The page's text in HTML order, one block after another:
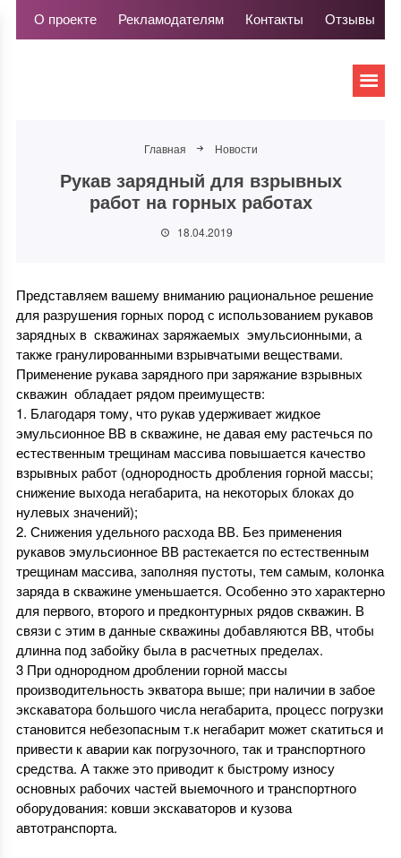
О проекте Рекламодателям Контакты Отзывы
Главная Новости
Рукав зарядный для взрывных
работ на горных работах
18.04.2019
Представляем вашему вниманию рациональное решение
для разрушения горных пород с использованием рукавов
зарядных в скважинах заряжаемых эмульсионными, а
также гранулированными взрывчатыми веществами.
Применение рукава зарядного при заряжание взрывных
скважин обладает рядом преимуществ:
1. Благодаря тому, что рукав удерживает жидкое
эмульсионное ВВ в скважине, не давая ему растечься по
естественным трещинам массива повышается качество
взрывных работ (однородность дробления горной массы;
снижение выхода негабарита, на некоторых блоках до
нулевых значений);
2. Снижения удельного расхода ВВ. Без применения
рукавов эмульсионное ВВ растекается по естественным
трещинам массива, заполняя пустоты, тем самым, колонка
заряда в скважине уменьшается. Особенно это характерно
для первого, второго и предконтурных рядов скважин. В
связи с этим в данные скважины добавляются ВВ, чтобы
длинна под забойку была в расчетных пределах.
3 При однородном дроблении горной массы
производительность экватора выше; при наличии в забое
экскаватора большого числа негабарита, процесс погрузки
становится небезопасным т.к негабарит может скатиться и
привести к аварии как погрузочного, так и транспортного
средства. А также это приводит к быстрому износу
основных рабочих частей выемочного и транспортного
оборудования: ковши экскаваторов и кузова
автотранспорта.